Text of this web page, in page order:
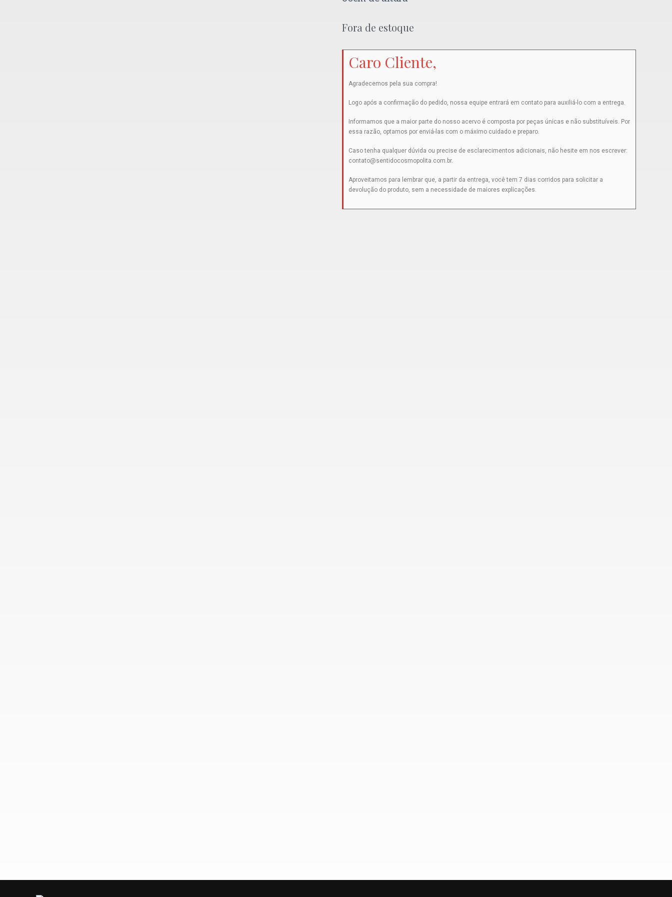
Fora de estoque
Caro Cliente,
Agradecemos pela sua compra!
Logo após a confirmação do pedido, nossa equipe entrará em contato para auxiliá-lo com a entrega.
Informamos que a maior parte do nosso acervo é composta por peças únicas e não substituíveis. Por
essa razão, optamos por enviá-las com o máximo cuidado e preparo.
Caso tenha qualquer dúvida ou precise de esclarecimentos adicionais, não hesite em nos escrever:
contato@sentidocosmopolita.com.br.
Aproveitamos para lembrar que, a partir da entrega, você tem 7 dias corridos para solicitar a
devolução do produto, sem a necessidade de maiores explicações.